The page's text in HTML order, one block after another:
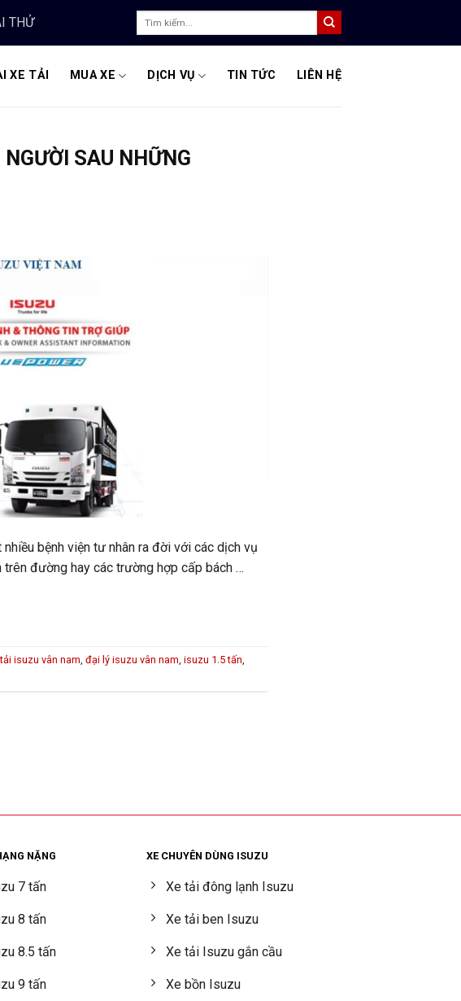
THỬ
XE TẢI MUA XE DỊCH VỤ TIN TỨC LIÊN HỆ
SAU NHỮNG
bệnh viện tư nhân ra đời với các dịch vụ
đường hay các trường hợp cấp bách …
isuzu vân nam, đại lý isuzu vân nam, isuzu 1.5 tấn,
NẶNG
7 tấn
8 tấn
8.5 tấn
9 tấn
XE CHUYÊN DÙNG ISUZU
Xe tải đông lạnh Isuzu
Xe tải ben Isuzu
Xe tải Isuzu gắn cầu
Xe bồn Isuzu